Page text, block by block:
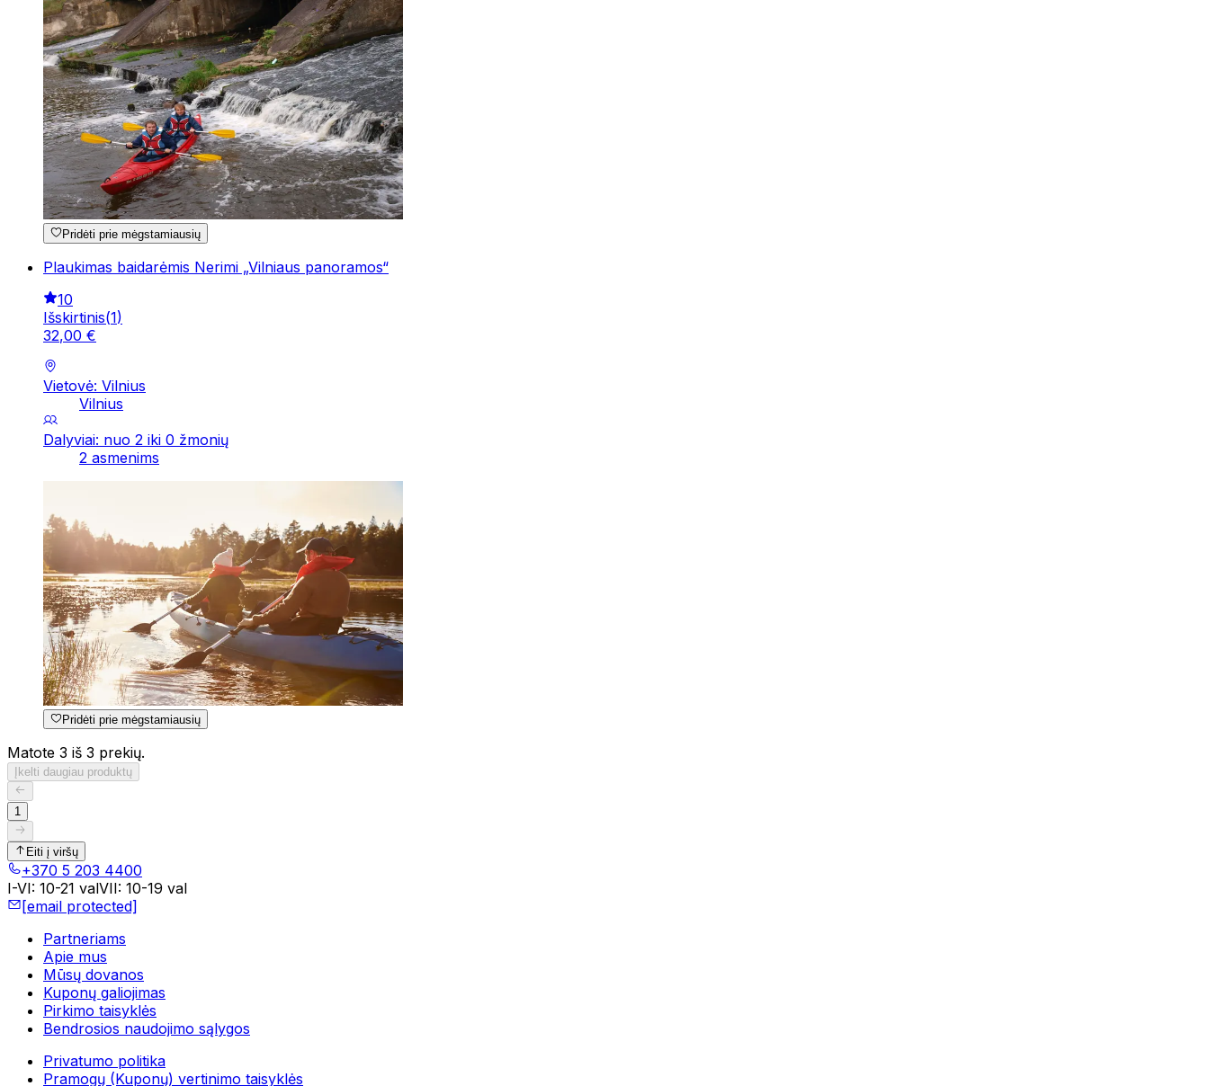
Pridėti prie mėgstamiausių
Plaukimas baidarėmis Nerimi „Vilniaus panoramos“
10
Išskirtinis(1)
32,00 €
Vietovė: Vilnius
Vilnius
Dalyviai: nuo 2 iki 0 žmonių
2 asmenims
Pridėti prie mėgstamiausių
Matote 3 iš 3 prekių.
Įkelti daugiau produktų
1
Eiti į viršų
+370 5 203 4400
I-VI: 10-21 valVII: 10-19 val
[email protected]
Partneriams
Apie mus
Mūsų dovanos
Kuponų galiojimas
Pirkimo taisyklės
Bendrosios naudojimo sąlygos
Privatumo politika
Pramogų (Kuponų) vertinimo taisyklės